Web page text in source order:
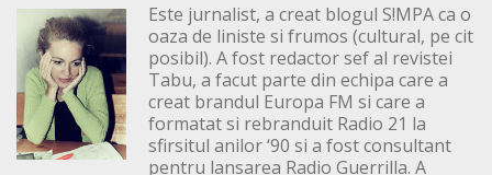
Este jurnalist, a creat blogul S!MPA ca o
oaza de liniste si frumos (cultural, pe cit
posibil). A fost redactor sef al revistei
Tabu, a facut parte din echipa care a
creat brandul Europa FM si care a
formatat si rebranduit Radio 21 la
sfirsitul anilor ‘90 si a fost consultant
pentru lansarea Radio Guerrilla. A